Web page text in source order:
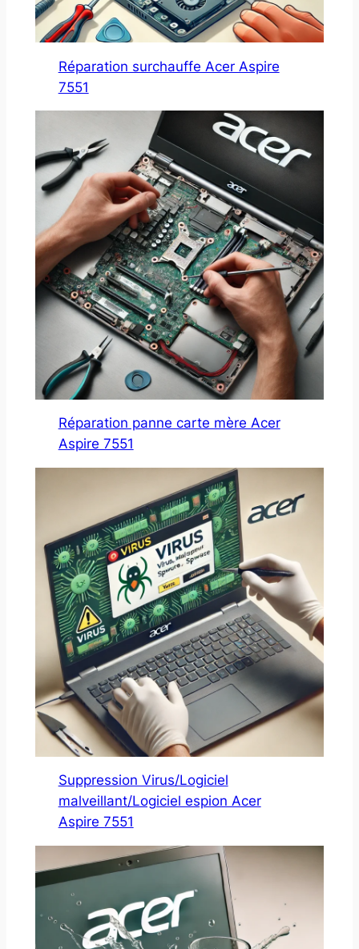
Réparation surchauffe Acer Aspire
7551
Réparation panne carte mère Acer
Aspire 7551
Suppression Virus/Logiciel
malveillant/Logiciel espion Acer
Aspire 7551